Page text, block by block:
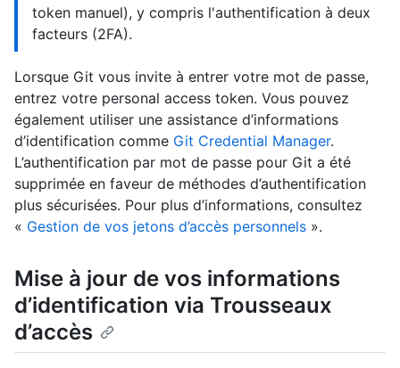
token manuel), y compris l'authentification à deux
facteurs (2FA).
Lorsque Git vous invite à entrer votre mot de passe,
entrez votre personal access token. Vous pouvez
également utiliser une assistance d’informations
d’identification comme Git Credential Manager.
L’authentification par mot de passe pour Git a été
supprimée en faveur de méthodes d’authentification
plus sécurisées. Pour plus d’informations, consultez
« Gestion de vos jetons d’accès personnels ».
Mise à jour de vos informations
d’identification via Trousseaux
d’accès